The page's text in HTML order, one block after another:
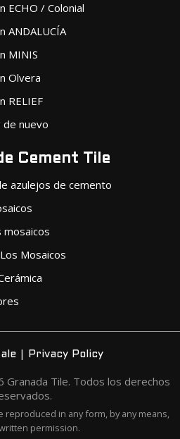
ECHO / Colonial
ANDALUCÍA
MINIS
Olvera
RELIEF
de nuevo
Cement Tile
azulejos de cemento
mosaicos
Mosaicos
| Privacy Policy
Granada Tile. Todos los derechos
reproduced in any form, by any means,
permission.